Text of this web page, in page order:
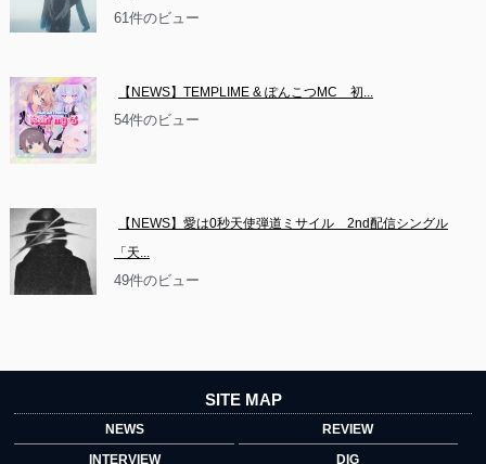
61件のビュー
【NEWS】TEMPLIME & ぽんこつMC　初...
54件のビュー
【NEWS】愛は0秒天使弾道ミサイル　2nd配信シングル
「天...
49件のビュー
SITE MAP
NEWS
REVIEW
INTERVIEW
DIG